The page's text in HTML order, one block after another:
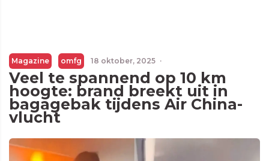
Magazine omfg 18 oktober, 2025 ·
Veel te spannend op 10 km
hoogte: brand breekt uit in
bagagebak tijdens Air China-
vlucht